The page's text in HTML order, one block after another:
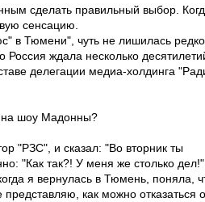
сделать правильный выбор.
сенсацию.
в Тюмени", чуть не лишилась
ждала несколько
делегации медиа-холдинга
на шоу Мадонны?
"РЗС", и сказал: "Во вторник ты
"Как так?! У меня же столько дел!".
я вернулась в Тюмень, поняла,
как можно отказаться